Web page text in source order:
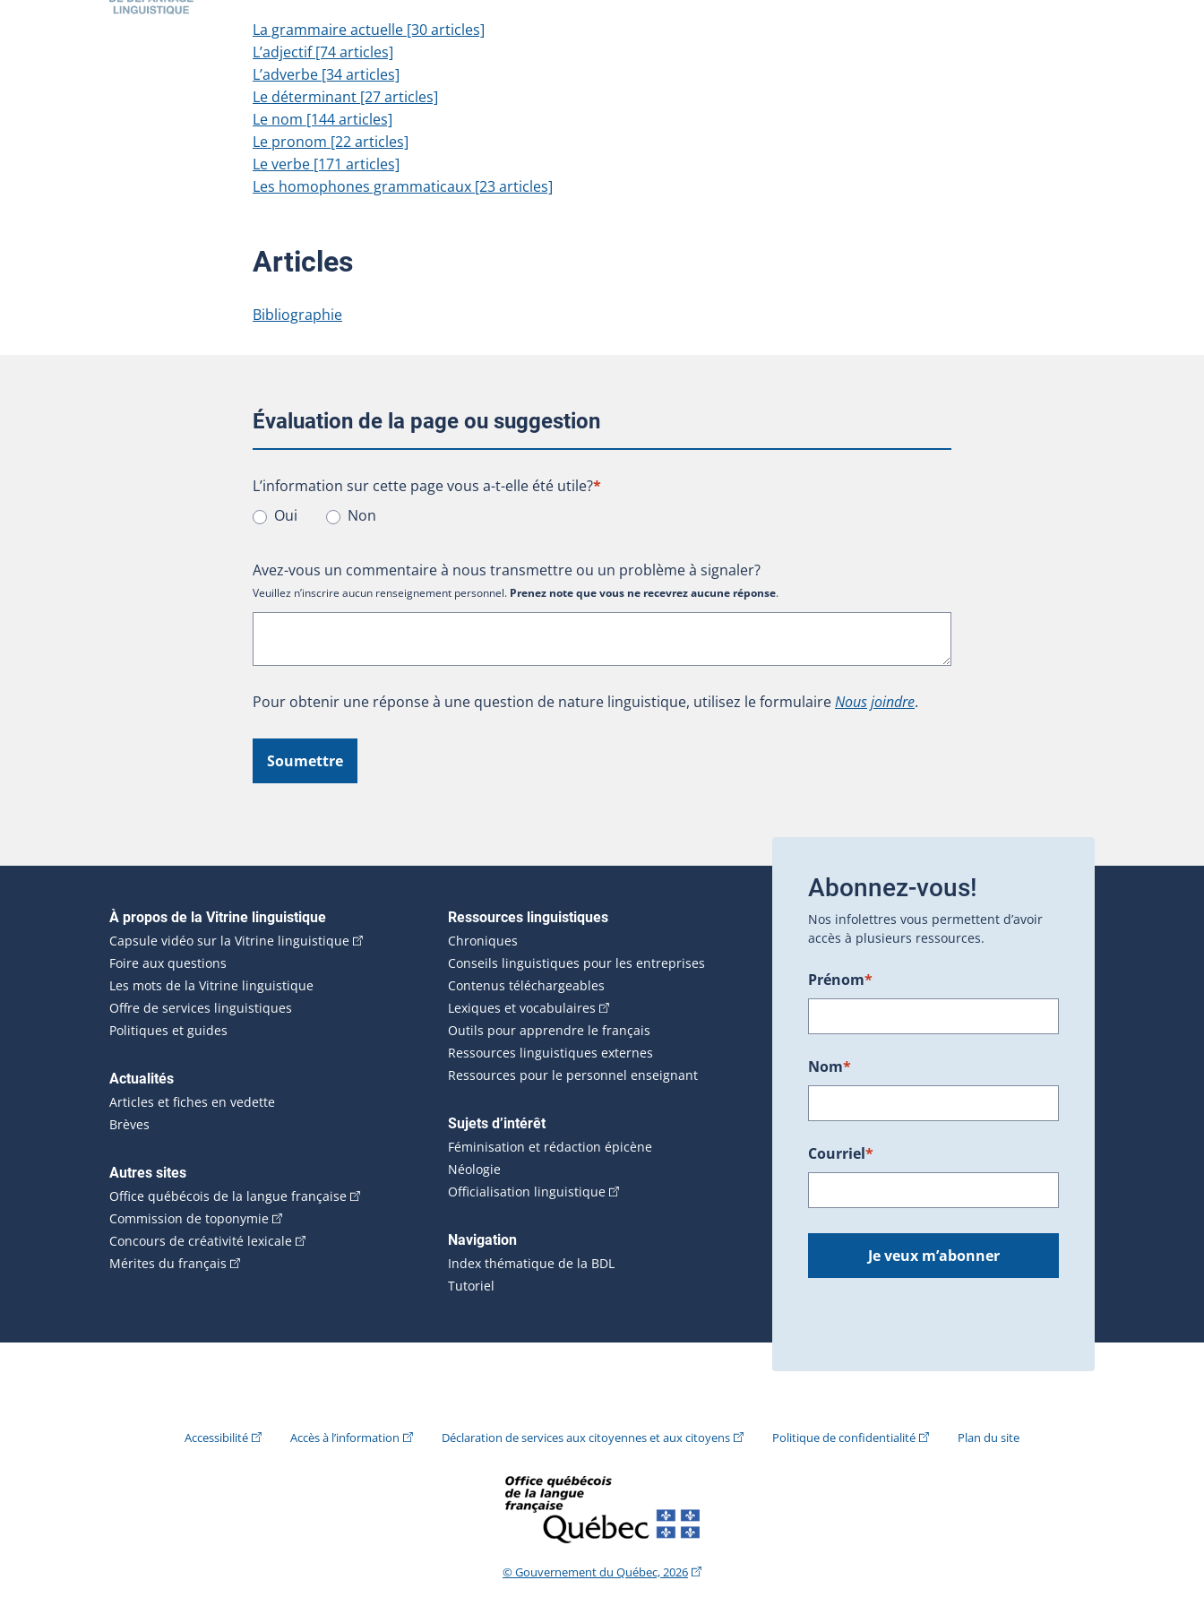
La grammaire actuelle [30 articles]
L’adjectif [74 articles]
L’adverbe [34 articles]
Le déterminant [27 articles]
Le nom [144 articles]
Le pronom [22 articles]
Le verbe [171 articles]
Les homophones grammaticaux [23 articles]
Articles
Bibliographie
Évaluation de la page ou suggestion
L’information sur cette page vous a-t-elle été utile?
L’information sur cette page vous a-t-elle été utile?*
Oui
Non
Avez-vous un commentaire à nous transmettre ou un problème à signaler?
Veuillez n’inscrire aucun renseignement personnel. Prenez note que vous ne recevrez aucune réponse.
Pour obtenir une réponse à une question de nature linguistique, utilisez le formulaireNous joindre.
Soumettre
Navigation principale
À propos de la Vitrine linguistique
Capsule vidéo sur la Vitrine linguistique(Cet hyperlien externe s'ouvrira dans une nouvelle fenêtre.)
Foire aux questions
Les mots de la Vitrine linguistique
Offre de services linguistiques
Politiques et guides
Actualités
Articles et fiches en vedette
Brèves
Autres sites
Office québécois de la langue française(Cet hyperlien externe s'ouvrira dans une nouvelle fenêtre.)
Commission de toponymie(Cet hyperlien externe s'ouvrira dans une nouvelle fenêtre.)
Concours de créativité lexicale(Cet hyperlien externe s'ouvrira dans une nouvelle fenêtre.)
Mérites du français (Cet hyperlien externe s'ouvrira dans une nouvelle fenêtre.)
Ressources linguistiques
Chroniques
Conseils linguistiques pour les entreprises
Contenus téléchargeables
Lexiques et vocabulaires (Cet hyperlien externe s'ouvrira dans une nouvelle fenêtre.)
Outils pour apprendre le français
Ressources linguistiques externes
Ressources pour le personnel enseignant
Sujets d’intérêt
Féminisation et rédaction épicène
Néologie
Officialisation linguistique(Cet hyperlien externe s'ouvrira dans une nouvelle fenêtre.)
Navigation
Index thématique de la BDL
Tutoriel
Abonnez-vous!
Nos infolettres vous permettent d’avoir
accès à plusieurs ressources.
Prénom*
Nom*
Courriel*
Je veux m’abonner
Accessibilité(Cet hyperlien externe s'ouvrira dans une nouvelle fenêtre.)
Accès à l’information (Cet hyperlien externe s'ouvrira dans une nouvelle fenêtre.)
Déclaration de services aux citoyennes et aux citoyens(Cet hyperlien externe s'ouvrira dans une nouvelle fenêtre.)
Politique de confidentialité(Cet hyperlien externe s'ouvrira dans une nouvelle
Plan du site
© Gouvernement du Québec, 2026(Cet hyperlien externe s'ouvrira dans une nouvelle fenêtre.)